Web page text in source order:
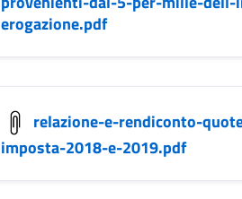
erogazione.pdf
relazione-e-rendiconto-
imposta-2018-e-2019.pdf